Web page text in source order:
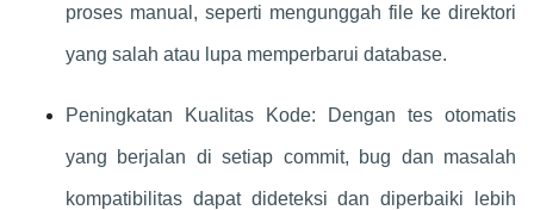
proses manual, seperti mengunggah file ke direktori
yang salah atau lupa memperbarui database.
Peningkatan Kualitas Kode: Dengan tes otomatis
yang berjalan di setiap commit, bug dan masalah
kompatibilitas dapat dideteksi dan diperbaiki lebih